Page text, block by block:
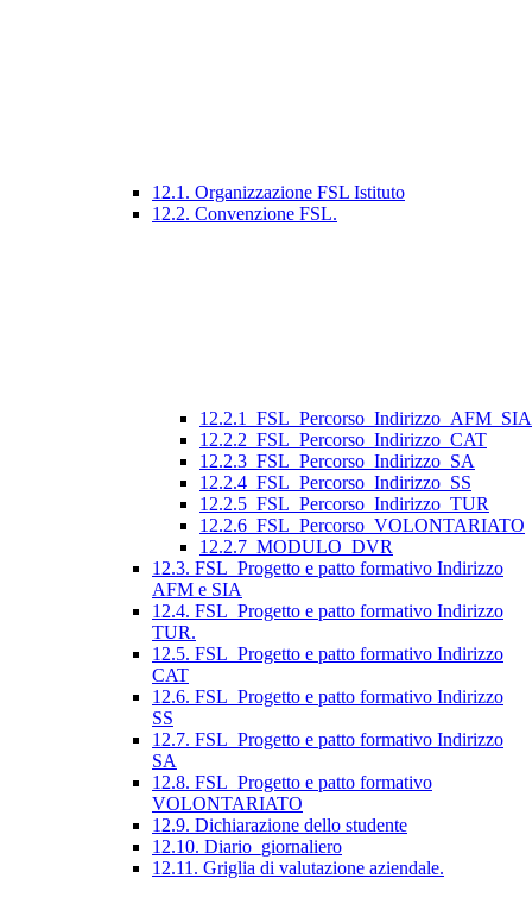
12.1. Organizzazione FSL Istituto
12.2. Convenzione FSL.
12.2.1_FSL_Percorso_Indirizzo_AFM_SIA
12.2.2_FSL_Percorso_Indirizzo_CAT
12.2.3_FSL_Percorso_Indirizzo_SA
12.2.4_FSL_Percorso_Indirizzo_SS
12.2.5_FSL_Percorso_Indirizzo_TUR
12.2.6_FSL_Percorso_VOLONTARIATO
12.2.7_MODULO_DVR
12.3. FSL_Progetto e patto formativo Indirizzo
AFM e SIA
12.4. FSL_Progetto e patto formativo Indirizzo
TUR.
12.5. FSL_Progetto e patto formativo Indirizzo
CAT
12.6. FSL_Progetto e patto formativo Indirizzo
SS
12.7. FSL_Progetto e patto formativo Indirizzo
SA
12.8. FSL_Progetto e patto formativo
VOLONTARIATO
12.9. Dichiarazione dello studente
12.10. Diario_giornaliero
12.11. Griglia di valutazione aziendale.